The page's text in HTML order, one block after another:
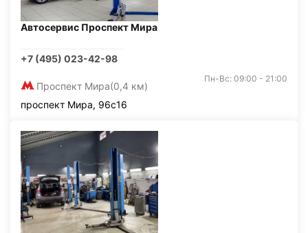
Автосервис Проспект Мира
+7 (495) 023-42-98
Проспект Мира(0,4 км)
Пн-Вс: 09:00 - 21:00
проспект Мира, 96с16